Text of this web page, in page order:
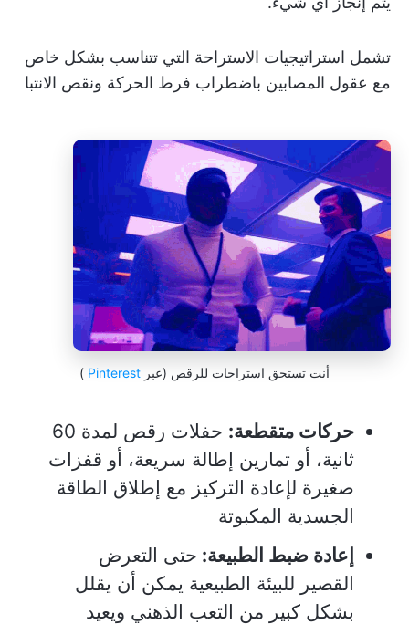
تشمل استراتيجيات الاستراحة التي تتناسب بشكل خاص
مع عقول المصابين باضطراب فرط الحركة ونقص الانتبا
أنت تستحق استراحات للرقص (عبر Pinterest
)
حركات متقطعة:
حفلات رقص لمدة 60
ثانية، أو تمارين إطالة سريعة، أو قفزات
صغيرة لإعادة التركيز مع إطلاق الطاقة
الجسدية المكبوتة
إعادة ضبط الطبيعة: حتى التعرض
القصير للبيئة الطبيعية يمكن أن يقلل
بشكل كبير من التعب الذهني ويعيد